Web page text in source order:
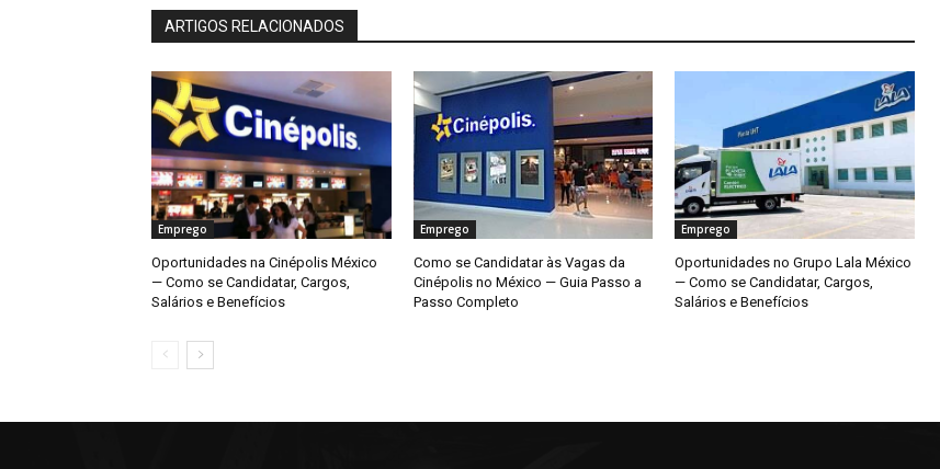
ARTIGOS RELACIONADOS
Emprego
Oportunidades na Cinépolis México
— Como se Candidatar, Cargos,
Salários e Benefícios
Emprego
Como se Candidatar às Vagas da
Cinépolis no México — Guia Passo a
Passo Completo
Emprego
Oportunidades no Grupo Lala México
— Como se Candidatar, Cargos,
Salários e Benefícios